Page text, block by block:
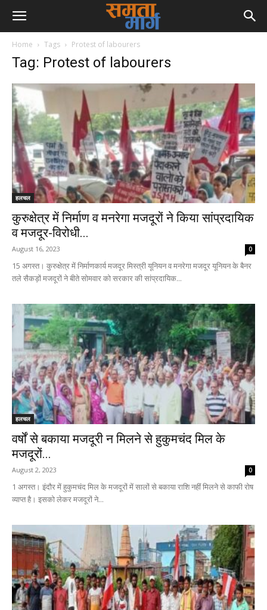
Home Tags Protest of labourers
Tag: Protest of labourers
हलचल
कुरुक्षेत्र में निर्माण व मनरेगा मजदूरों ने किया सांप्रदायिक
व मजदूर-विरोधी...
August 16, 2023 0
15 अगस्त। कुरुक्षेत्र में निर्माणकार्य मजदूर मिस्त्री यूनियन व मनरेगा मजदूर यूनियन के बैनर
तले सैकड़ों मजदूरों ने बीते सोमवार को सरकार की सांप्रदायिक...
हलचल
वर्षों से बकाया मजदूरी न मिलने से हुकुमचंद मिल के
मजदूरों...
August 2, 2023 0
1 अगस्त। इंदौर में हुकुमचंद मिल के मजदूरों में सालों से बकाया राशि नहीं मिलने से काफी रोष
व्याप्त है। इसको लेकर मजदूरों ने...